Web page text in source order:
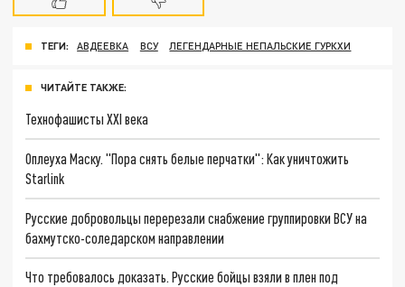
ТЕГИ: АВДЕЕВКА ВСУ ЛЕГЕНДАРНЫЕ НЕПАЛЬСКИЕ ГУРКХИ
ЧИТАЙТЕ ТАКЖЕ:
Технофашисты XXI века
Оплеуха Маску. "Пора снять белые перчатки": Как уничтожить
Starlink
Русские добровольцы перерезали снабжение группировки ВСУ на
бахмутско-соледарском направлении
Что требовалось доказать. Русские бойцы взяли в плен под